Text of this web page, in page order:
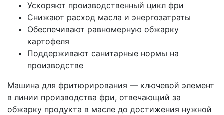
Ускоряют производственный цикл фри
Снижают расход масла и энергозатраты
Обеспечивают равномерную обжарку
картофеля
Поддерживают санитарные нормы на
производстве
Машина для фритюрирования — ключевой элемент
в линии производства фри, отвечающий за
обжарку продукта в масле до достижения нужной